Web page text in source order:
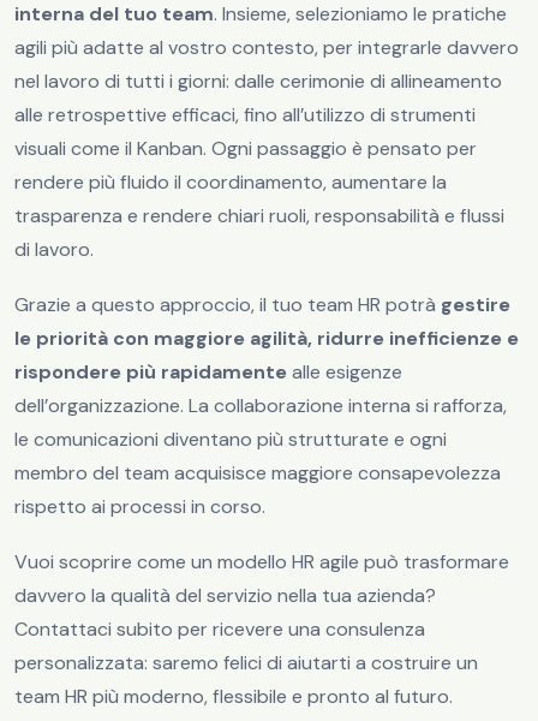
interna del tuo team. Insieme, selezioniamo le pratiche
agili più adatte al vostro contesto, per integrarle davvero
nel lavoro di tutti i giorni: dalle cerimonie di allineamento
alle retrospettive efficaci, fino all’utilizzo di strumenti
visuali come il Kanban. Ogni passaggio è pensato per
rendere più fluido il coordinamento, aumentare la
trasparenza e rendere chiari ruoli, responsabilità e flussi
di lavoro.
Grazie a questo approccio, il tuo team HR potrà gestire
le priorità con maggiore agilità, ridurre inefficienze e
rispondere più rapidamente alle esigenze
dell’organizzazione. La collaborazione interna si rafforza,
le comunicazioni diventano più strutturate e ogni
membro del team acquisisce maggiore consapevolezza
rispetto ai processi in corso.
Vuoi scoprire come un modello HR agile può trasformare
davvero la qualità del servizio nella tua azienda?
Contattaci subito per ricevere una consulenza
personalizzata: saremo felici di aiutarti a costruire un
team HR più moderno, flessibile e pronto al futuro.